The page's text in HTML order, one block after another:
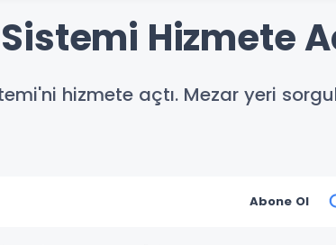
Hizmete
hizmete açtı. Mezar yeri
Abone Ol